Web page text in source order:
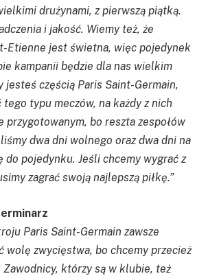
drużynami, z pierwszą piątką.
i jakość. Wiemy też, że
Etienne jest świetna, więc pojedynek
kampanii będzie dla nas wielkim
jesteś częścią Paris Saint-Germain,
typu meczów, na każdy z nich
przygotowanym, bo reszta zespołów
dwa dni wolnego oraz dwa dni na
do pojedynku. Jeśli chcemy wygrać z
zagrać swoją najlepszą piłkę.”
Paris Saint-Germain zawsze
wolę zwycięstwa, bo chcemy przecież
którzy są w klubie, też